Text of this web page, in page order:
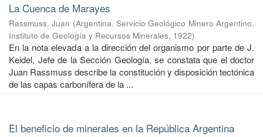
La Cuenca de Marayes
Rassmuss, Juan (Argentina. Servicio Geológico Minero Argentino.
Instituto de Geología y Recursos Minerales, 1922)
En la nota elevada a la dirección del organismo por parte de J.
Keidel, Jefe de la Sección Geología, se constata que el doctor
Juan Rassmuss describe la constitución y disposición tectónica
de las capas carbonífera de la ...
El beneficio de minerales en la República Argentina